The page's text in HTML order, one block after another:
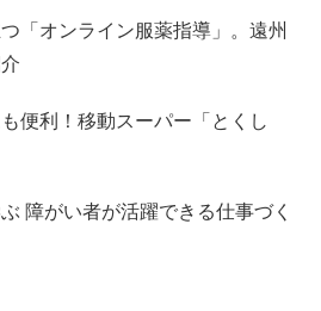
「オンライン服薬指導」。遠州
便利！移動スーパー「とくし
障がい者が活躍できる仕事づく